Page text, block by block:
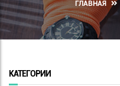
ГЛАВНАЯ
КАТЕГОРИИ